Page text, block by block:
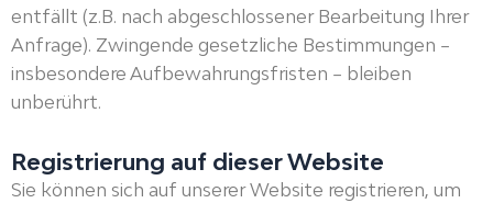
entfällt (z.B. nach abgeschlossener Bearbeitung Ihrer
Anfrage). Zwingende gesetzliche Bestimmungen –
insbesondere Aufbewahrungsfristen – bleiben
unberührt.
Registrierung auf dieser Website
Sie können sich auf unserer Website registrieren, um